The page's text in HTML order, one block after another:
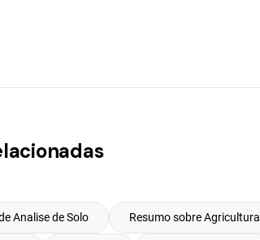
Analise de Solo Resumo sobre Agricultura